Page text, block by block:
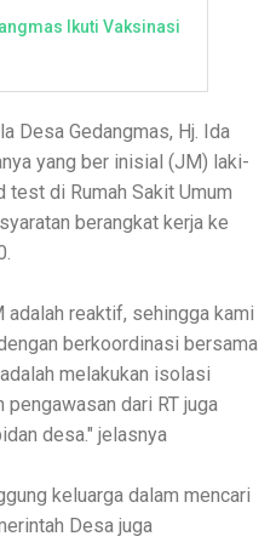
Ikuti Vaksinasi
Desa Gedangmas, Hj. Ida
yang ber inisial (JM) laki-
test di Rumah Sakit Umum
berangkat kerja ke
reaktif, sehingga kami
berkoordinasi bersama
melakukan isolasi
dari RT juga
desa." jelasnya
keluarga dalam mencari
Desa juga